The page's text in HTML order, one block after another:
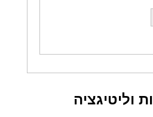
וליטיגציה